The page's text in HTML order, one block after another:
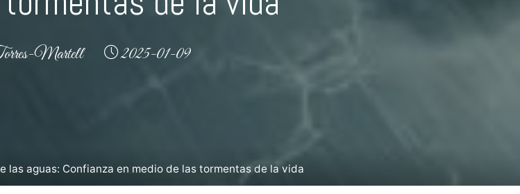
Martell 2025-01-09
las aguas: Confianza en medio de las tormentas de la vida